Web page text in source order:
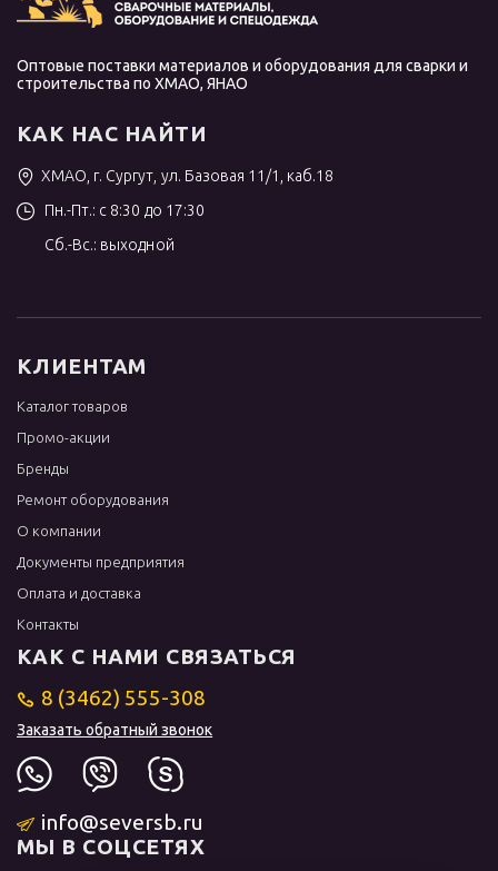
Оптовые поставки материалов и оборудования для сварки и
строительства по ХМАО, ЯНАО
КАК НАС НАЙТИ
ХМАО, г. Сургут, ул. Базовая 11/1, каб.18
Пн.-Пт.: с 8:30 до 17:30
Сб.-Вс.: выходной
КЛИЕНТАМ
Каталог товаров
Промо-акции
Бренды
Ремонт оборудования
О компании
Документы предприятия
Оплата и доставка
Контакты
КАК С НАМИ СВЯЗАТЬСЯ
8 (3462) 555-308
Заказать обратный звонок
info@seversb.ru
МЫ В СОЦСЕТЯХ